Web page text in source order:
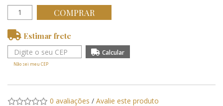
COMPRAR
Estimar frete
Não sei meu CEP
0 avaliações / Avalie este produto